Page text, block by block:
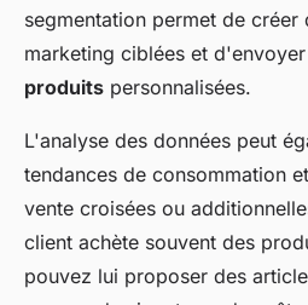
segmentation permet de créer
marketing ciblées et
produits personnalisées.
L'analyse des données peut
tendances de consommation
vente croisées ou
client achète souvent des
pouvez lui proposer des